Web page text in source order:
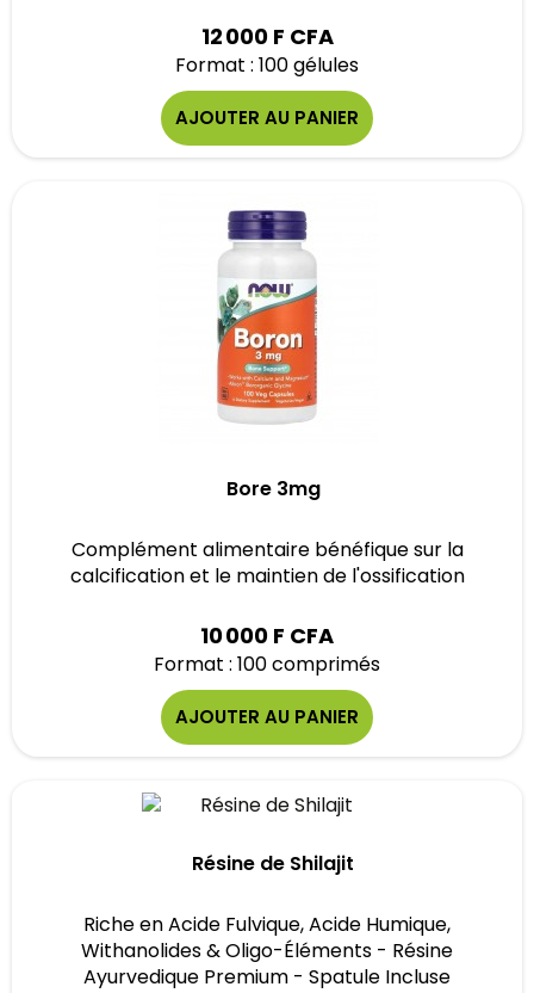
12 000 F CFA
Format : 100 gélules
AJOUTER AU PANIER
Bore 3mg
Complément alimentaire bénéfique sur la
calcification et le maintien de l'ossification
10 000 F CFA
Format : 100 comprimés
AJOUTER AU PANIER
Résine de Shilajit
Riche en Acide Fulvique, Acide Humique,
Withanolides & Oligo-Éléments - Résine
Ayurvedique Premium - Spatule Incluse